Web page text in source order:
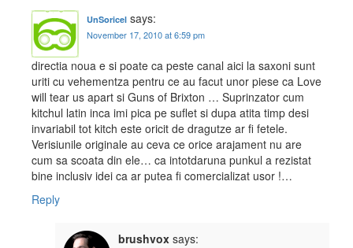
UnSoricel says:
November 17, 2010 at 6:59 pm
directia noua e si poate ca peste canal aici la saxoni sunt
uriti cu vehementza pentru ce au facut unor piese ca Love
will tear us apart si Guns of Brixton … Suprinzator cum
kitchul latin inca imi pica pe suflet si dupa atita timp desi
invariabil tot kitch este oricit de dragutze ar fi fetele.
Verisiunile originale au ceva ce orice arajament nu are
cum sa scoata din ele… ca intotdaruna punkul a rezistat
bine inclusiv idei ca ar putea fi comercializat usor !…
Reply
brushvox says: